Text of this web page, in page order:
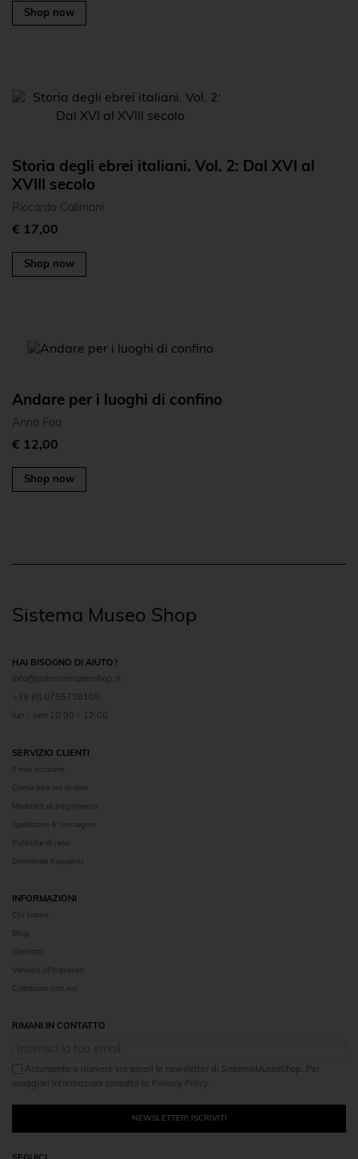
Shop now
Storia degli ebrei italiani. Vol. 2: Dal XVI al
XVIII secolo
Riccardo Calimani
€ 17,00
Shop now
Andare per i luoghi di confino
Anna Foa
€ 12,00
Shop now
Sistema Museo Shop
HAI BISOGNO DI AIUTO?
info@sistemamuseoshop.it
+39 (0) 0755738105
lun - ven 10:00 - 12:00
SERVIZIO CLIENTI
Il mio account
Come fare un ordine
Modalità di pagamento
Spedizioni & consegna
Politiche di reso
Domande frequenti
INFORMAZIONI
Chi siamo
Blog
Contatti
Vendita all'ingrosso
Collabora con noi
RIMANI IN CONTATTO
Acconsento a ricevere via email le newsletter di SistemaMuseoShop. Per
maggiori informazioni consulta la Privacy Policy.
NEWSLETTER! ISCRIVITI